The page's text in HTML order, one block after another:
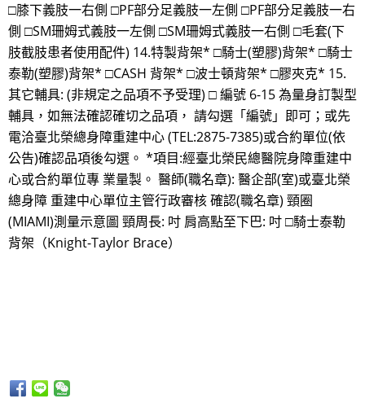
□膝下義肢一右側 □PF部分足義肢一左側 □PF部分足義肢一右
側 □SM珊姆式義肢一左側 □SM珊姆式義肢一右側 □毛套(下
肢截肢患者使用配件) 14.特製背架* □騎士(塑膠)背架* □騎士
泰勒(塑膠)背架* □CASH 背架* □波士頓背架* □膠夾克* 15.
其它輔具: (非規定之品項不予受理) □ 編號 6-15 為量身訂製型
輔具，如無法確認確切之品項， 請勾選「編號」即可；或先
電洽臺北榮總身障重建中心 (TEL:2875-7385)或合約單位(依
公告)確認品項後勾選。 *項目:經臺北榮民總醫院身障重建中
心或合約單位專 業量製。 醫師(職名章): 醫企部(室)或臺北榮
總身障 重建中心單位主管行政審核 確認(職名章) 頸圈
(MIAMI)測量示意圖 頸周長: 吋 肩高點至下巴: 吋 □騎士泰勒
背架（Knight-Taylor Brace）